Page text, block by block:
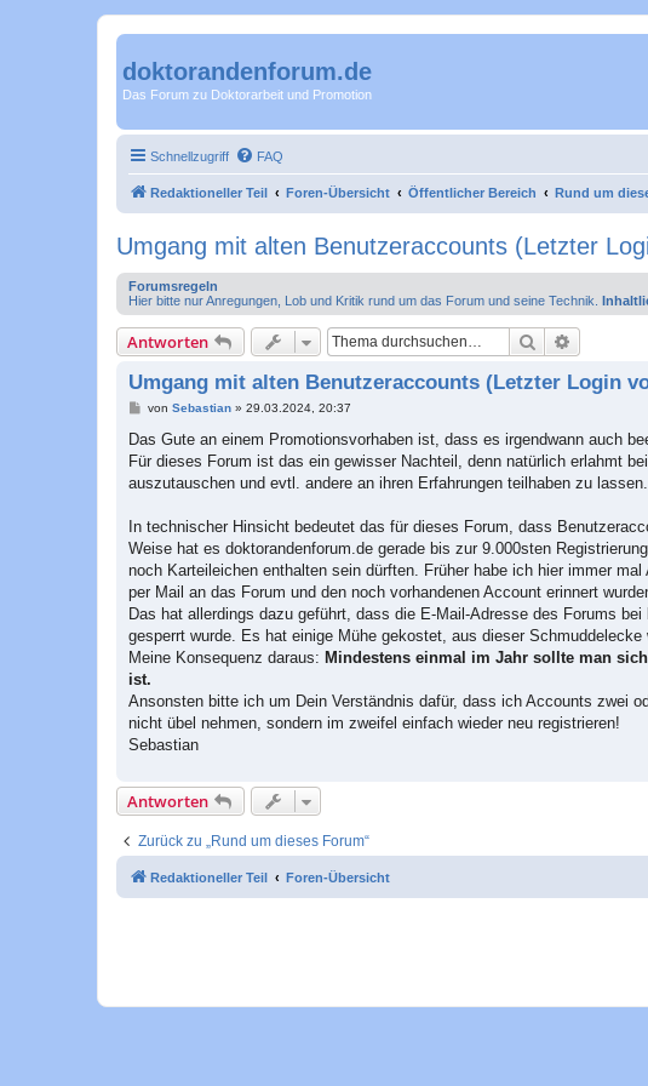
doktorandenforum.de
Das Forum zu Doktorarbeit und Promotion
Schnellzugriff FAQ
Redaktioneller Teil Foren-Übersicht Öffentlicher Bereich Rund um
Umgang mit alten Benutzeraccounts (Letzter
Forumsregeln
Hier bitte nur Anregungen, Lob und Kritik rund um das Forum und seine Technik.
Antworten Suche
Umgang mit alten Benutzeraccounts (Letzter Login
B
i
r
a
von Sebastian» 29.03.2024, 20:37
Das Gute an einem Promotionsvorhaben ist, dass es irgendwann auch
Für dieses Forum ist das ein gewisser Nachteil, denn natürlich erlahmt
auszutauschen und evtl. andere an ihren Erfahrungen teilhaben zu lassen.
In technischer Hinsicht bedeutet das für dieses Forum, dass
Weise hat es doktorandenforum.de gerade bis zur 9.000sten
noch Karteileichen enthalten sein dürften. Früher habe ich hier immer
per Mail an das Forum und den noch vorhandenen Account erinnert
Das hat allerdings dazu geführt, dass die E-Mail-Adresse des Forums
gesperrt wurde. Es hat einige Mühe gekostet, aus dieser
Meine Konsequenz daraus: Mindestens einmal im Jahr sollte man
ist.
Ansonsten bitte ich um Dein Verständnis dafür, dass ich Accounts zwei
nicht übel nehmen, sondern im zweifel einfach wieder neu registrieren!
Sebastian
Antworten
Zurück zu „Rund um dieses Forum“
Redaktioneller Teil Foren-Übersicht